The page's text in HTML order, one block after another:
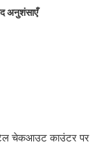
अनुशंसाएँ